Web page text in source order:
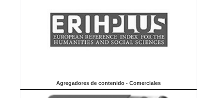
Agregadores de contenido - Comerciales